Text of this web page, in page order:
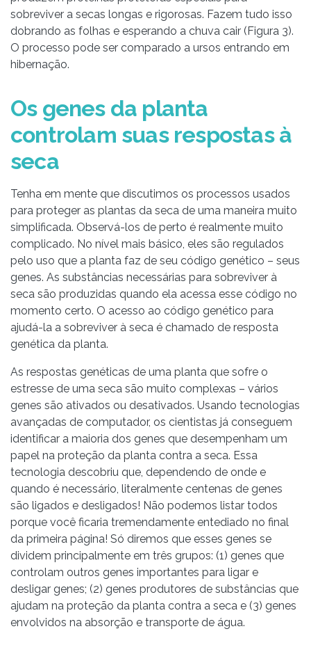
sobreviver a secas longas e rigorosas. Fazem tudo isso
dobrando as folhas e esperando a chuva cair (Figura 3).
O processo pode ser comparado a ursos entrando em
hibernação.
Os genes da planta
controlam suas respostas à
seca
Tenha em mente que discutimos os processos usados
para proteger as plantas da seca de uma maneira muito
simplificada. Observá-los de perto é realmente muito
complicado. No nível mais básico, eles são regulados
pelo uso que a planta faz de seu código genético – seus
genes. As substâncias necessárias para sobreviver à
seca são produzidas quando ela acessa esse código no
momento certo. O acesso ao código genético para
ajudá-la a sobreviver à seca é chamado de resposta
genética da planta.
As respostas genéticas de uma planta que sofre o
estresse de uma seca são muito complexas – vários
genes são ativados ou desativados. Usando tecnologias
avançadas de computador, os cientistas já conseguem
identificar a maioria dos genes que desempenham um
papel na proteção da planta contra a seca. Essa
tecnologia descobriu que, dependendo de onde e
quando é necessário, literalmente centenas de genes
são ligados e desligados! Não podemos listar todos
porque você ficaria tremendamente entediado no final
da primeira página! Só diremos que esses genes se
dividem principalmente em três grupos: (1) genes que
controlam outros genes importantes para ligar e
desligar genes; (2) genes produtores de substâncias que
ajudam na proteção da planta contra a seca e (3) genes
envolvidos na absorção e transporte de água.